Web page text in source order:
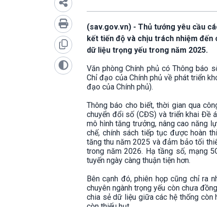
(sav.gov.vn) - Thủ tướng yêu cầu
kết tiến độ và chịu trách nhiệm
dữ liệu trọng yếu trong năm 2025.
Văn phòng Chính phủ có Thông báo
Chỉ đạo của Chính phủ về phát triển
đạo của Chính phủ).
Thông báo cho biết, thời gian qua
chuyển đổi số (CĐS) và triển khai Đề
mô hình tăng trưởng, nâng cao năng
chế, chính sách tiếp tục được hoàn
tăng thu năm 2025 và đảm bảo tối
trong năm 2026. Hạ tầng số, mạng
tuyến ngày càng thuận tiện hơn.
Bên cạnh đó, phiên họp cũng chỉ ra
chuyên ngành trọng yếu còn chưa
chia sẻ dữ liệu giữa các hệ thống còn